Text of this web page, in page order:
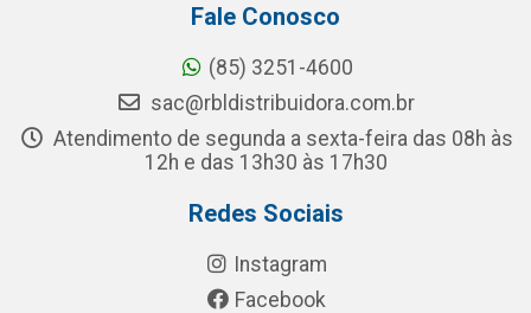
Fale Conosco
(85) 3251-4600
sac@rbldistribuidora.com.br
Atendimento de segunda a sexta-feira das 08h às
12h e das 13h30 às 17h30
Redes Sociais
Instagram
Facebook